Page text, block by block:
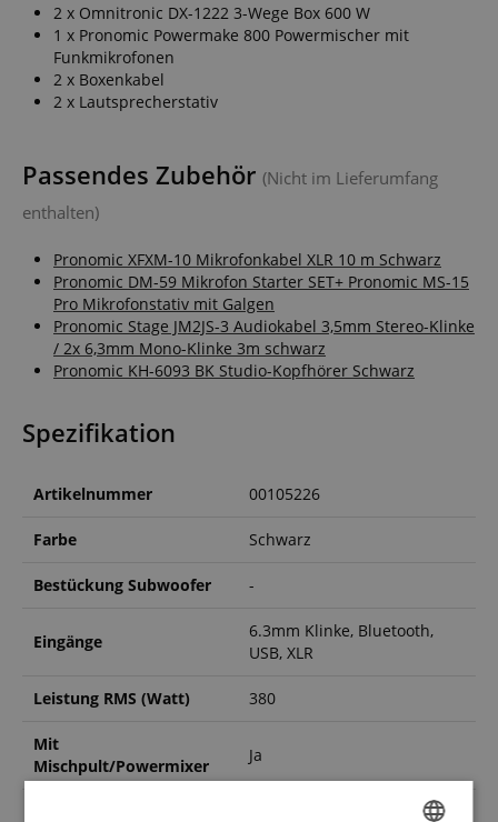
2 x Omnitronic DX-1222 3-Wege Box 600 W
1 x Pronomic Powermake 800 Powermischer mit
Funkmikrofonen
2 x Boxenkabel
2 x Lautsprecherstativ
Passendes Zubehör (Nicht im Lieferumfang
enthalten)
Pronomic XFXM-10 Mikrofonkabel XLR 10 m Schwarz
Pronomic DM-59 Mikrofon Starter SET+ Pronomic MS-15
Pro Mikrofonstativ mit Galgen
Pronomic Stage JM2JS-3 Audiokabel 3,5mm Stereo-Klinke
/ 2x 6,3mm Mono-Klinke 3m schwarz
Pronomic KH-6093 BK Studio-Kopfhörer Schwarz
Spezifikation
Artikelnummer 00105226
Farbe Schwarz
Bestückung Subwoofer -
Eingänge
6.3mm Klinke, Bluetooth,
USB, XLR
Leistung RMS (Watt) 380
Mit
Mischpult/Powermixer
Ja